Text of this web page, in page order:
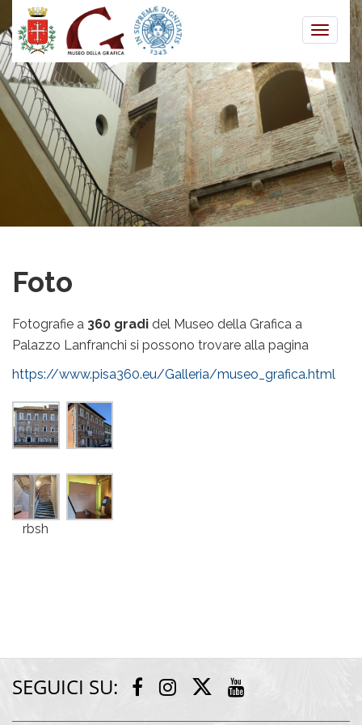
Toggle
Foto
Fotografie a 360 gradi del Museo della Grafica a
Palazzo Lanfranchi si possono trovare alla pagina
https://www.pisa360.eu/Galleria/museo_grafica.html
rbsh
SEGUICI SU: Facebook
Instagram
Twitter